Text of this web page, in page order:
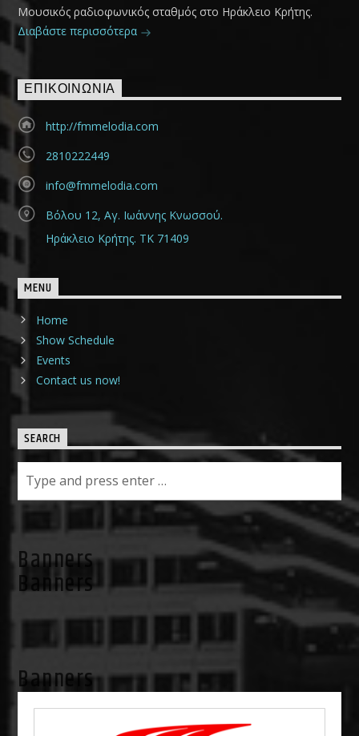
Μουσικός ραδιοφωνικός σταθμός στο Ηράκλειο Κρήτης.
Διαβάστε περισσότερα
ΕΠΙΚΟΙΝΩΝΊΑ
http://fmmelodia.com
2810222449
info@fmmelodia.com
Βόλου 12, Αγ. Ιωάννης Κνωσσού.
Ηράκλειο Κρήτης. ΤΚ 71409
MENU
Home
Show Schedule
Events
Contact us now!
SEARCH
Banners
Banners
Banners